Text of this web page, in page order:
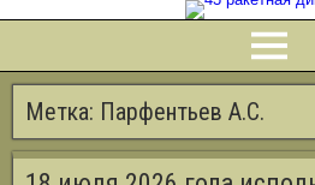
Метка: Парфентьев А.С.